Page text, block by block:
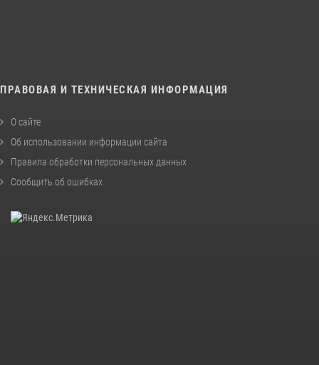
ПРАВОВАЯ И ТЕХНИЧЕСКАЯ ИНФОРМАЦИЯ
О сайте
Об использовании информации сайта
Правила обработки персональных данных
Сообщить об ошибках